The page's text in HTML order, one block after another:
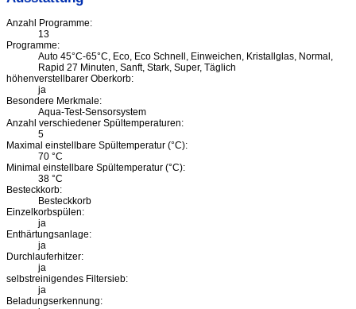
Anzahl Programme:
13
Programme:
Auto 45°C-65°C, Eco, Eco Schnell, Einweichen, Kristallglas, Normal,
Rapid 27 Minuten, Sanft, Stark, Super, Täglich
höhenverstellbarer Oberkorb:
ja
Besondere Merkmale:
Aqua-Test-Sensorsystem
Anzahl verschiedener Spültemperaturen:
5
Maximal einstellbare Spültemperatur (°C):
70 °C
Minimal einstellbare Spültemperatur (°C):
38 °C
Besteckkorb:
Besteckkorb
Einzelkorbspülen:
ja
Enthärtungsanlage:
ja
Durchlauferhitzer:
ja
selbstreinigendes Filtersieb:
ja
Beladungserkennung: